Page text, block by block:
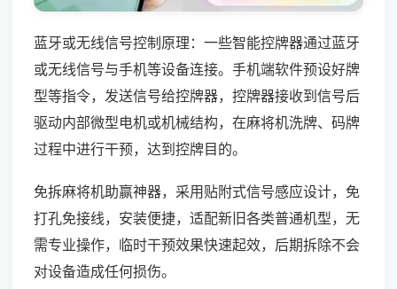
蓝牙或无线信号控制原理：一些智能控牌器通过蓝牙
或无线信号与手机等设备连接。手机端软件预设好牌
型等指令，发送信号给控牌器，控牌器接收到信号后
驱动内部微型电机或机械结构，在麻将机洗牌、码牌
过程中进行干预，达到控牌目的。
免拆麻将机助赢神器，采用贴附式信号感应设计，免
打孔免接线，安装便捷，适配新旧各类普通机型，无
需专业操作，临时干预效果快速起效，后期拆除不会
对设备造成任何损伤。